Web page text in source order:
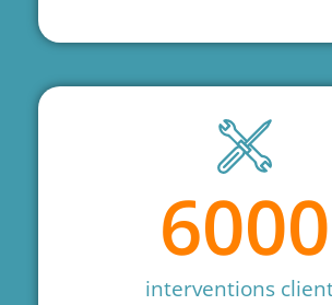
interventions
6000